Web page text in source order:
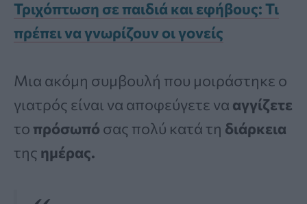
Τριχόπτωση σε παιδιά και εφήβους: Τι
πρέπει να γνωρίζουν οι γονείς
Μια ακόμη συμβουλή που μοιράστηκε ο
γιατρός είναι να αποφεύγετε να αγγίζετε
το πρόσωπό σας πολύ κατά τη διάρκεια
της ημέρας.